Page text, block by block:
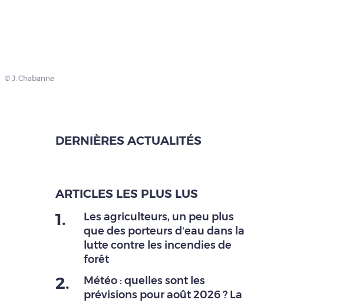
© J. Chabanne
DERNIÈRES ACTUALITÉS
ARTICLES LES PLUS LUS
1.
Les agriculteurs, un peu plus
que des porteurs d’eau dans la
lutte contre les incendies de
forêt
2.
Météo : quelles sont les
prévisions pour août 2026 ? La